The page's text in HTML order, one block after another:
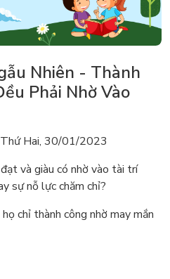
Nhiên - Thành
Phải Nhờ Vào
Thứ Hai, 30/01/2023
và giàu có nhờ vào tài trí
sự nỗ lực chăm chỉ?
chỉ thành công nhờ may mắn